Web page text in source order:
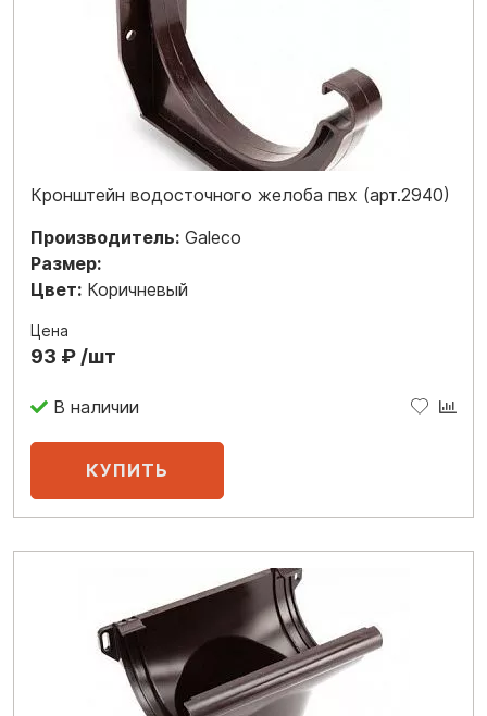
Кронштейн водосточного желоба пвх (арт.2940)
Производитель: Galeco
Размер:
Цвет: Коричневый
Цена
93 ₽ /шт
В наличии